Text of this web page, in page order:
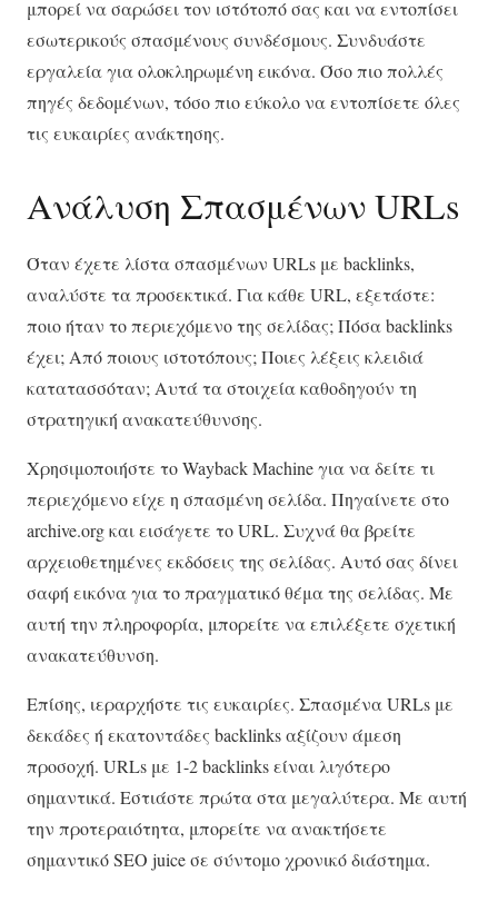
μπορεί να σαρώσει τον ιστότοπό σας και να εντοπίσει
εσωτερικούς σπασμένους συνδέσμους. Συνδυάστε
εργαλεία για ολοκληρωμένη εικόνα. Όσο πιο πολλές
πηγές δεδομένων, τόσο πιο εύκολο να εντοπίσετε όλες
τις ευκαιρίες ανάκτησης.
Ανάλυση Σπασμένων URLs
Όταν έχετε λίστα σπασμένων URLs με backlinks,
αναλύστε τα προσεκτικά. Για κάθε URL, εξετάστε:
ποιο ήταν το περιεχόμενο της σελίδας; Πόσα backlinks
έχει; Από ποιους ιστοτόπους; Ποιες λέξεις κλειδιά
κατατασσόταν; Αυτά τα στοιχεία καθοδηγούν τη
στρατηγική ανακατεύθυνσης.
Χρησιμοποιήστε το Wayback Machine για να δείτε τι
περιεχόμενο είχε η σπασμένη σελίδα. Πηγαίνετε στο
archive.org και εισάγετε το URL. Συχνά θα βρείτε
αρχειοθετημένες εκδόσεις της σελίδας. Αυτό σας δίνει
σαφή εικόνα για το πραγματικό θέμα της σελίδας. Με
αυτή την πληροφορία, μπορείτε να επιλέξετε σχετική
ανακατεύθυνση.
Επίσης, ιεραρχήστε τις ευκαιρίες. Σπασμένα URLs με
δεκάδες ή εκατοντάδες backlinks αξίζουν άμεση
προσοχή. URLs με 1-2 backlinks είναι λιγότερο
σημαντικά. Εστιάστε πρώτα στα μεγαλύτερα. Με αυτή
την προτεραιότητα, μπορείτε να ανακτήσετε
σημαντικό SEO juice σε σύντομο χρονικό διάστημα.